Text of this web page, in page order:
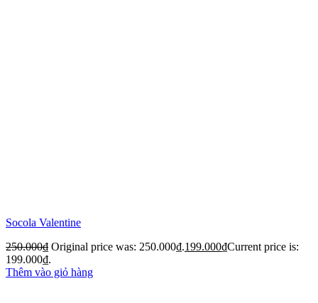
Socola Valentine
250.000₫ Original price was: 250.000₫.199.000₫Current price is:
199.000₫.
Thêm vào giỏ hàng